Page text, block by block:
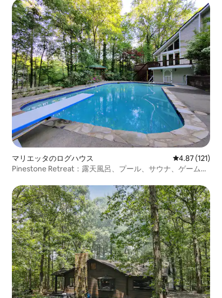
マリエッタのログハウス レビュー121
4.87 (121)
Pinestone Retreat：露天風呂、プール、サウナ、ゲームル